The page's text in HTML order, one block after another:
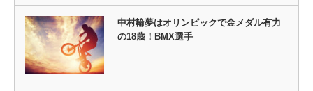
中村輪夢はオリンピックで金メダル有力
の18歳！BMX選手